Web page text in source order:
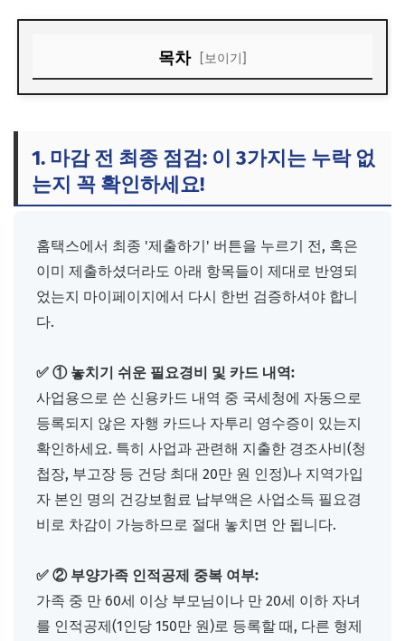
목차 [보이기]
3. 이미 제출했는데 실수를 발견했다면? '정정 방법'
4. 마감 당일 '홈택스 먹통 대처법'과 당부의 말
1. 마감 전 최종 점검: 이 3가지는 누락 없
는지 꼭 확인하세요!
홈택스에서 최종 '제출하기' 버튼을 누르기 전, 혹은
이미 제출하셨더라도 아래 항목들이 제대로 반영되
었는지 마이페이지에서 다시 한번 검증하셔야 합니
다.
✅ ① 놓치기 쉬운 필요경비 및 카드 내역:
사업용으로 쓴 신용카드 내역 중 국세청에 자동으로
등록되지 않은 자행 카드나 자투리 영수증이 있는지
확인하세요. 특히 사업과 관련해 지출한 경조사비(청
첩장, 부고장 등 건당 최대 20만 원 인정)나 지역가입
자 본인 명의 건강보험료 납부액은 사업소득 필요경
비로 차감이 가능하므로 절대 놓치면 안 됩니다.
✅ ② 부양가족 인적공제 중복 여부:
가족 중 만 60세 이상 부모님이나 만 20세 이하 자녀
를 인적공제(1인당 150만 원)로 등록할 때, 다른 형제